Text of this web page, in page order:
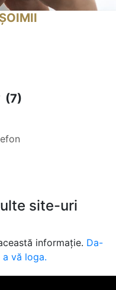
(7)
site-uri
informație. Da-
vă loga.